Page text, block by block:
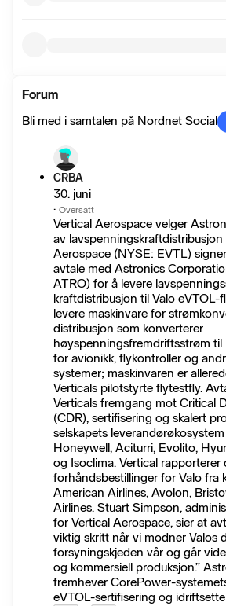
Forum
Bli med i samtalen på Nordnet Social
CRBA
30. juni
· Oversatt
Vertical Aerospace velger
av lavspenningskraftdistribusjon
Aerospace (NYSE: EVTL)
avtale med Astronics
ATRO) for å levere
kraftdistribusjon til Valo eVTOL-
levere maskinvare for
distribusjon som konverterer
høyspenningsfremdriftsstrøm til
for avionikk, flykontroller og
systemer; maskinvaren er
Verticals pilotstyrte flytestfly.
Verticals fremgang mot Critical
(CDR), sertifisering og skalert
selskapets
Honeywell, Aciturri, Evolito,
og Isoclima. Vertical
forhåndsbestillinger for Valo fra
American Airlines, Avolon,
Airlines. Stuart Simpson,
for Vertical Aerospace, sier at
viktig skritt når vi modner Valos
forsyningskjeden vår og går
og kommersiell produksjon.”
fremhever CorePower-
eVTOL-sertifisering og